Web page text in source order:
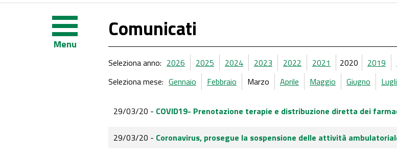
Menu
Comunicati
Seleziona anno: 2026 2025 2024 2023 2022 2021 2020 2019
Seleziona mese: Gennaio Febbraio Marzo Aprile Maggio Giugno
29/03/20 - COVID19- Prenotazione terapie e distribuzione diretta dei
29/03/20 - Coronavirus, prosegue la sospensione delle attività